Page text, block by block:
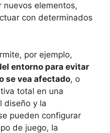
nuevos elementos,
con determinados
por ejemplo,
entorno para evitar
se vea afectado, o
total en una
diseño y la
pueden configurar
de juego, la